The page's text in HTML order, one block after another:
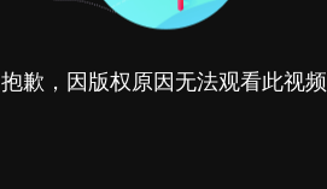
抱歉，因版权原因无法观看此视频